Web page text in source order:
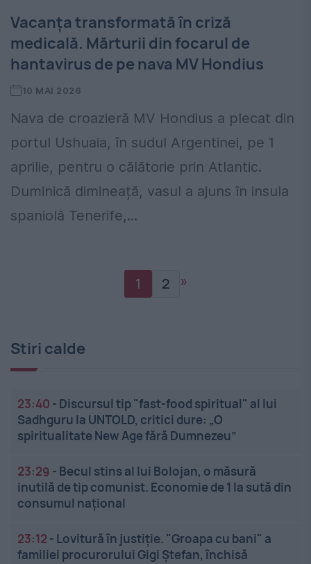
Vacanța transformată în criză
medicală. Mărturii din focarul de
hantavirus de pe nava MV Hondius
10 MAI 2026
Nava de croazieră MV Hondius a plecat din
portul Ushuaia, în sudul Argentinei, pe 1
aprilie, pentru o călătorie prin Atlantic.
Duminică dimineață, vasul a ajuns în insula
spaniolă Tenerife,...
1 2 »
Stiri calde
23:40 - Discursul tip "fast-food spiritual" al lui
Sadhguru la UNTOLD, critici dure: „O
spiritualitate New Age fără Dumnezeu”
23:29 - Becul stins al lui Bolojan, o măsură
inutilă de tip comunist. Economie de 1 la sută din
consumul național
23:12 - Lovitură în justiție. "Groapa cu bani" a
familiei procurorului Gigi Ștefan, închisă